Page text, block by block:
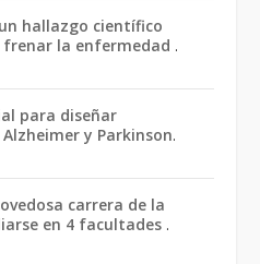
hallazgo científico
frenar la enfermedad .
para diseñar
y Parkinson.
carrera de la
en 4 facultades .